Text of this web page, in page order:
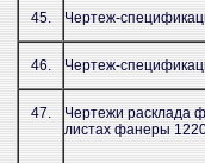
45. Чертеж-
46. Чертеж-
47.
Чертежи расклада
листах фанеры